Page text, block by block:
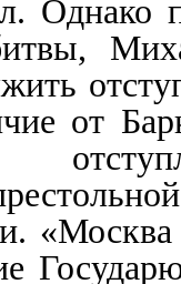
Однако
от